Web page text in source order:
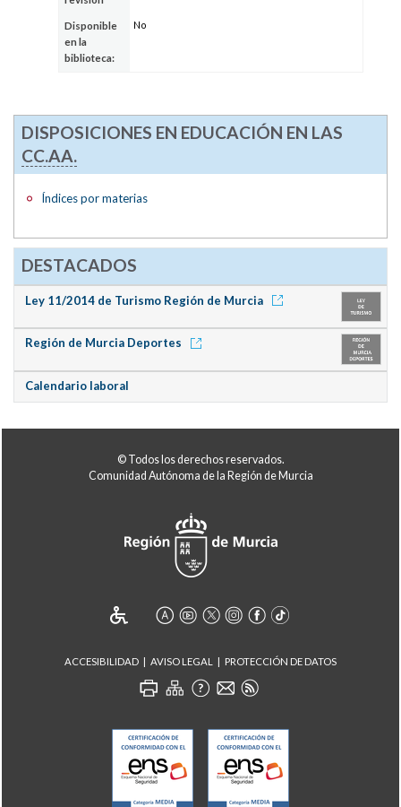
Disponible
en la
biblioteca:
No
DISPOSICIONES EN EDUCACIÓN EN LAS
CC.AA.
Índices por materias
DESTACADOS
Ley 11/2014 de Turismo Región de Murcia
Región de Murcia Deportes
Calendario laboral
© Todos los derechos reservados.
Comunidad Autónoma de la Región de Murcia
ACCESIBILIDAD AVISO LEGAL PROTECCIÓN DE DATOS